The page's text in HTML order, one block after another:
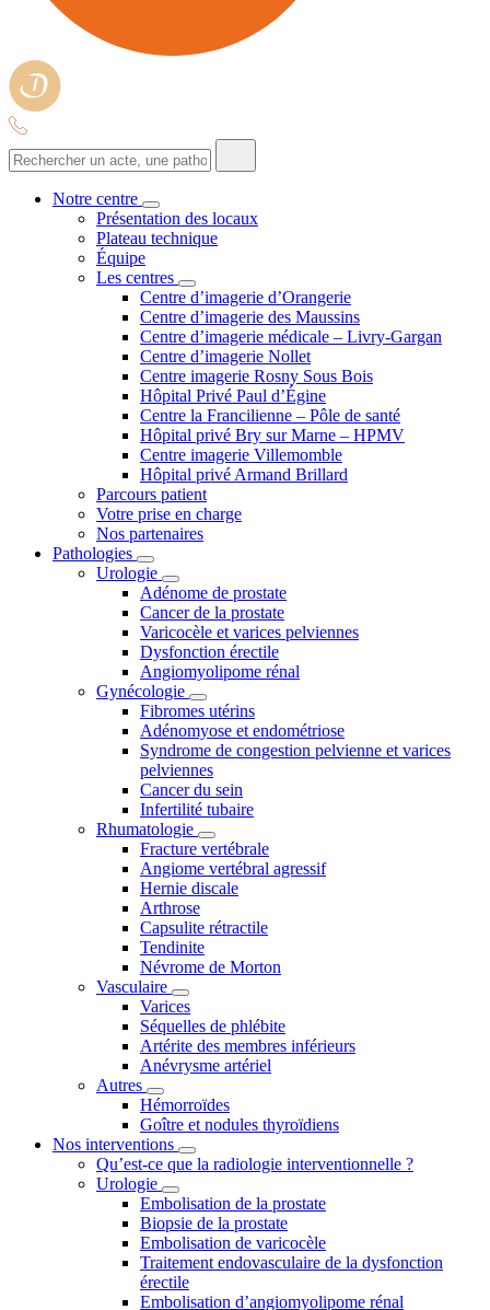
Notre centre
Présentation des locaux
Plateau technique
Équipe
Les centres
Centre d’imagerie d’Orangerie
Centre d’imagerie des Maussins
Centre d’imagerie médicale – Livry-Gargan
Centre d’imagerie Nollet
Centre imagerie Rosny Sous Bois
Hôpital Privé Paul d’Égine
Centre la Francilienne – Pôle de santé
Hôpital privé Bry sur Marne – HPMV
Centre imagerie Villemomble
Hôpital privé Armand Brillard
Parcours patient
Votre prise en charge
Nos partenaires
Pathologies
Urologie
Adénome de prostate
Cancer de la prostate
Varicocèle et varices pelviennes
Dysfonction érectile
Angiomyolipome rénal
Gynécologie
Fibromes utérins
Adénomyose et endométriose
Syndrome de congestion pelvienne et varices
pelviennes
Cancer du sein
Infertilité tubaire
Rhumatologie
Fracture vertébrale
Angiome vertébral agressif
Hernie discale
Arthrose
Capsulite rétractile
Tendinite
Névrome de Morton
Vasculaire
Varices
Séquelles de phlébite
Artérite des membres inférieurs
Anévrysme artériel
Autres
Hémorroïdes
Goître et nodules thyroïdiens
Nos interventions
Qu’est-ce que la radiologie interventionnelle ?
Urologie
Embolisation de la prostate
Biopsie de la prostate
Embolisation de varicocèle
Traitement endovasculaire de la dysfonction
érectile
Embolisation d’angiomyolipome rénal